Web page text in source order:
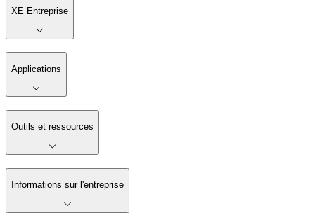
XE Entreprise
Applications
Outils et ressources
Informations sur l'entreprise